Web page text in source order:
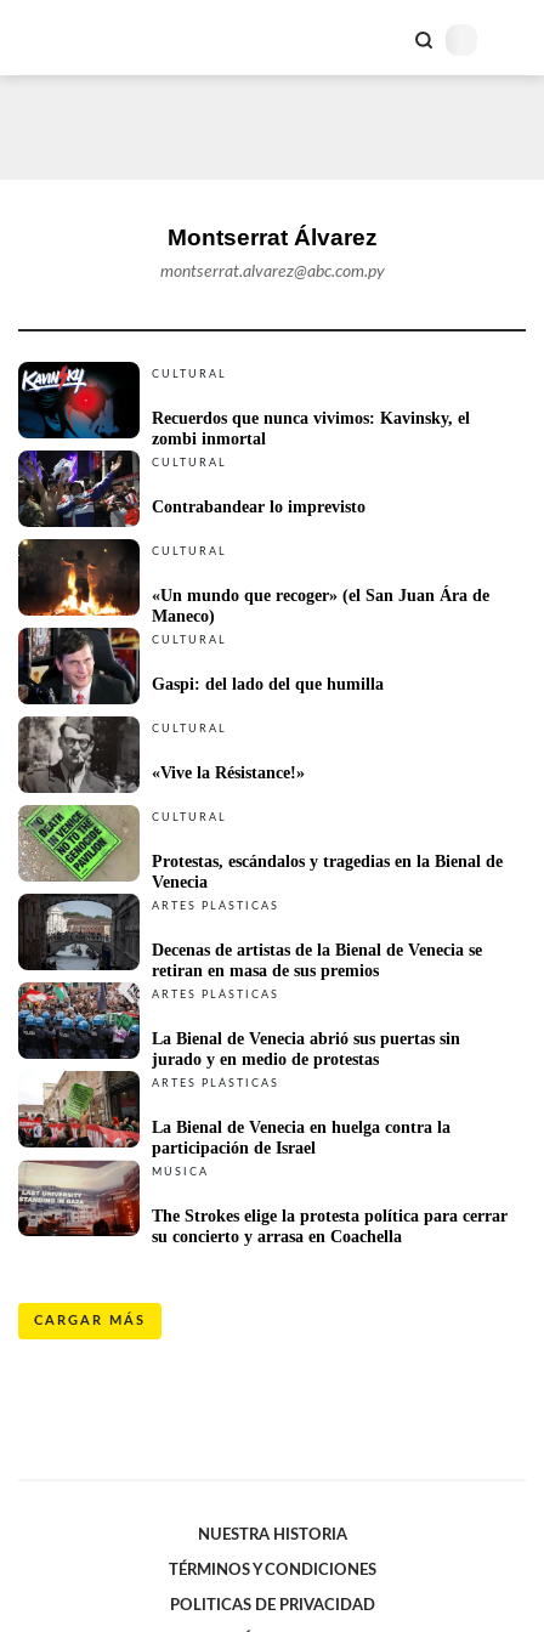
Montserrat Álvarez
montserrat.alvarez@abc.com.py
CULTURAL
Recuerdos que nunca vivimos: Kavinsky, el
zombi inmortal
CULTURAL
CULTURAL
«Un mundo que recoger» (el San Juan Ára de
Maneco)
CULTURAL
Gaspi: del lado del que humilla
CULTURAL
«Vive la Résistance!»
CULTURAL
Protestas, escándalos y tragedias en la Bienal de
Venecia
ARTES PLÁSTICAS
Decenas de artistas de la Bienal de Venecia se
retiran en masa de sus premios
ARTES PLÁSTICAS
La Bienal de Venecia abrió sus puertas sin
jurado y en medio de protestas
ARTES PLÁSTICAS
La Bienal de Venecia en huelga contra la
participación de Israel
MÚSICA
The Strokes elige la protesta política para cerrar
CARGAR MÁS
NUESTRA HISTORIA
TÉRMINOS Y CONDICIONES
POLITICAS DE PRIVACIDAD